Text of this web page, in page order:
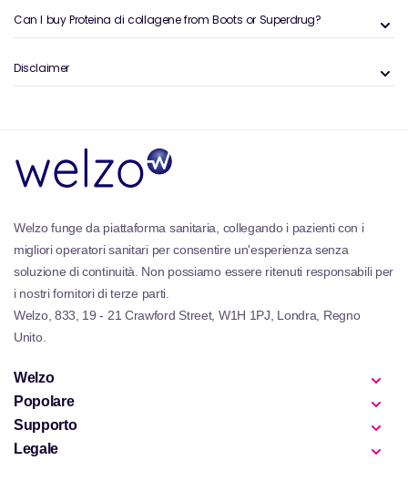
Can I buy Proteina di collagene from Boots or Superdrug?
Disclaimer
Welzo funge da piattaforma sanitaria, collegando i pazienti con i
migliori operatori sanitari per consentire un'esperienza senza
soluzione di continuità. Non possiamo essere ritenuti responsabili per
i nostri fornitori di terze parti.
Welzo, 833, 19 - 21 Crawford Street, W1H 1PJ, Londra, Regno
Unito.
Welzo
Popolare
Supporto
Legale